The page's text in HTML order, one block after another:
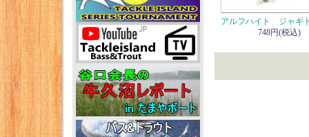
アルフハイト ジャギ
748円(税込)